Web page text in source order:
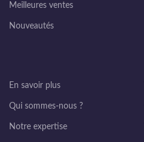
Meilleures ventes
Nouveautés
En savoir plus
Qui sommes-nous ?
Notre expertise